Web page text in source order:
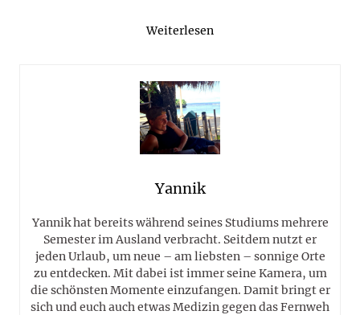
Weiterlesen
Yannik
Yannik hat bereits während seines Studiums mehrere
Semester im Ausland verbracht. Seitdem nutzt er
jeden Urlaub, um neue – am liebsten – sonnige Orte
zu entdecken. Mit dabei ist immer seine Kamera, um
die schönsten Momente einzufangen. Damit bringt er
sich und euch auch etwas Medizin gegen das Fernweh